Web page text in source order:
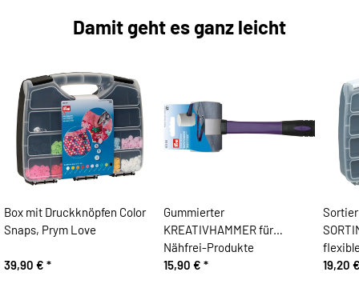
Damit geht es ganz leicht
Box mit Druckknöpfen Color
Snaps, Prym Love
39,90 € *
Gummierter
KREATIVHAMMER für
Nähfrei-Produkte
15,90 € *
19,20